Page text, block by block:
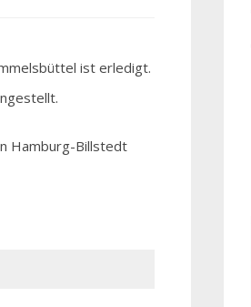
ist erledigt.
Hamburg-Billstedt